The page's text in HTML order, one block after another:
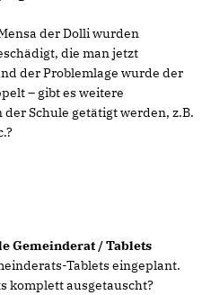
der Dolli wurden
die man jetzt
der Problemlage wurde der
– gibt es weitere
Schule getätigt werden, z.B.
Gemeinderat / Tablets
Tablets eingeplant.
komplett ausgetauscht?